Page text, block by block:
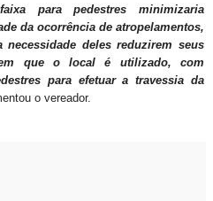
para pedestres minimizaria
da ocorrência de atropelamentos,
deles reduzirem seus
que o local é utilizado, com
para efetuar a travessia da
o vereador.